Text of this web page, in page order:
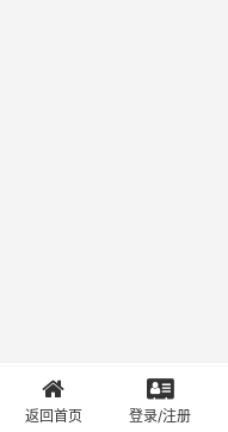
首页 登录
返回首页 登录/注册